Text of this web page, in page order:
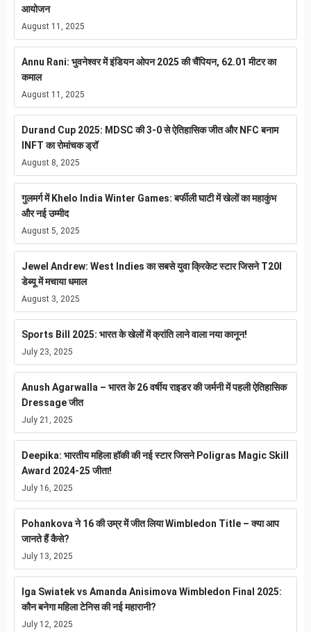
आयोजन
August 11, 2025
Annu Rani: भुवनेश्वर में इंडियन ओपन 2025 की चैंपियन, 62.01 मीटर का
कमाल
August 11, 2025
Durand Cup 2025: MDSC की 3-0 से ऐतिहासिक जीत और NFC बनाम
INFT का रोमांचक ड्रॉ
August 8, 2025
गुलमर्ग में Khelo India Winter Games: बर्फीली घाटी में खेलों का महाकुंभ
और नई उम्मीद
August 5, 2025
Jewel Andrew: West Indies का सबसे युवा क्रिकेट स्टार जिसने T20I
डेब्यू में मचाया धमाल
August 3, 2025
Sports Bill 2025: भारत के खेलों में क्रांति लाने वाला नया कानून!
July 23, 2025
Anush Agarwalla – भारत के 26 वर्षीय राइडर की जर्मनी में पहली ऐतिहासिक
Dressage जीत
July 21, 2025
Deepika: भारतीय महिला हॉकी की नई स्टार जिसने Poligras Magic Skill
Award 2024-25 जीता!
July 16, 2025
Pohankova ने 16 की उम्र में जीत लिया Wimbledon Title – क्या आप
जानते हैं कैसे?
July 13, 2025
Iga Swiatek vs Amanda Anisimova Wimbledon Final 2025:
कौन बनेगा महिला टेनिस की नई महारानी?
July 12, 2025